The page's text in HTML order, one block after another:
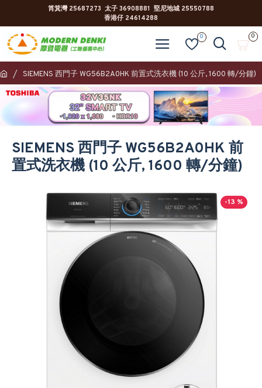
筲箕灣 25687273 太子 36908881 堅尼地城 25550788
香港仔 24614288
0 0
SIEMENS 西門子 WG56B2A0HK 前置式洗衣機 (10 公斤, 1600 轉/分鐘)
SIEMENS 西門子 WG56B2A0HK 前
置式洗衣機 (10 公斤, 1600 轉/分鐘)
-13 %